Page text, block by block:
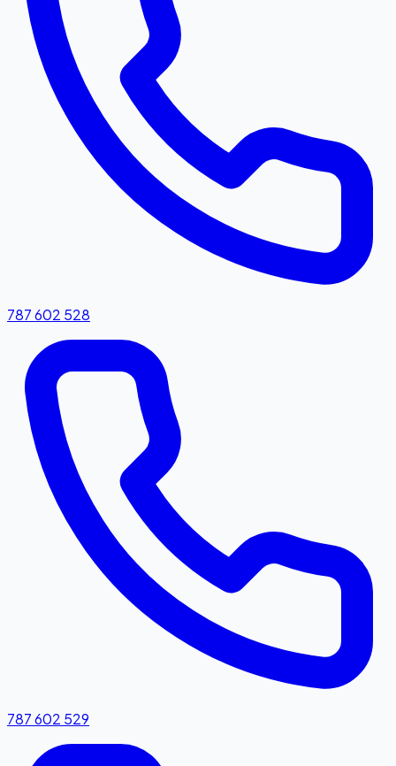
787 602 528
787 602 529